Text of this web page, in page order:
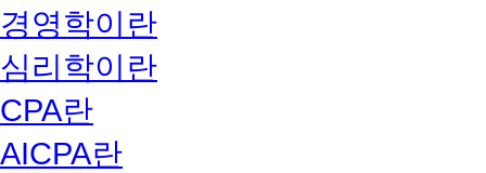
경영학이란
심리학이란
CPA란
AICPA란